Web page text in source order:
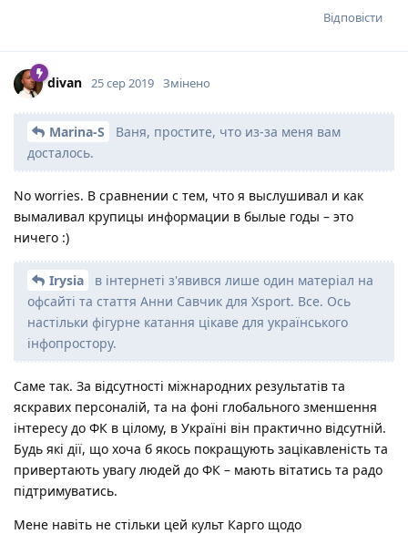
Відповісти
divan 25 сер 2019 Змінено
Marina-S
Ваня, простите, что из-за меня вам
досталось.
No worries. В сравнении с тем, что я выслушивал и как
вымаливал крупицы информации в былые годы – это
ничего :)
Irysia
в інтернеті з'явився лише один матеріал на
офсайті та стаття Анни Савчик для Xsport. Все. Ось
настільки фігурне катання цікаве для українського
інфопростору.
Саме так. За відсутності міжнародних результатів та
яскравих персоналій, та на фоні глобального зменшення
інтересу до ФК в цілому, в Україні він практично відсутній.
Будь які дії, що хоча б якось покращують зацікавленість та
привертають увагу людей до ФК – мають вітатись та радо
підтримуватись.
Мене навіть не стільки цей культ Карго щодо